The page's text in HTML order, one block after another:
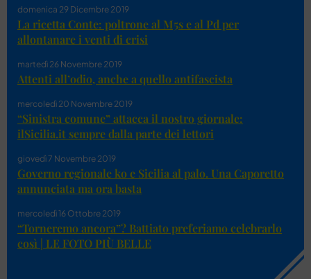
domenica 29 Dicembre 2019
La ricetta Conte: poltrone al M5s e al Pd per
allontanare i venti di crisi
martedì 26 Novembre 2019
Attenti all’odio, anche a quello antifascista
mercoledì 20 Novembre 2019
“Sinistra comune” attacca il nostro giornale:
ilSicilia.it sempre dalla parte dei lettori
giovedì 7 Novembre 2019
Governo regionale ko e Sicilia al palo. Una Caporetto
annunciata ma ora basta
mercoledì 16 Ottobre 2019
“Torneremo ancora”? Battiato preferiamo celebrarlo
così | LE FOTO PIÙ BELLE